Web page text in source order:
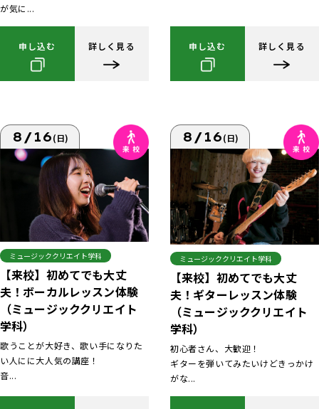
が気に...
申し込む 詳しく見る 申し込む 詳しく見る
8/16(日)
ミュージッククリエイト学科
【来校】初めてでも大丈
夫！ボーカルレッスン体験
（ミュージッククリエイト
学科）
歌うことが大好き、歌い手になりた
い人にに大人気の講座！
音...
8/16(日)
ミュージッククリエイト学科
【来校】初めてでも大丈
夫！ギターレッスン体験
（ミュージッククリエイト
学科）
初心者さん、大歓迎！
ギターを弾いてみたいけどきっかけ
がな...